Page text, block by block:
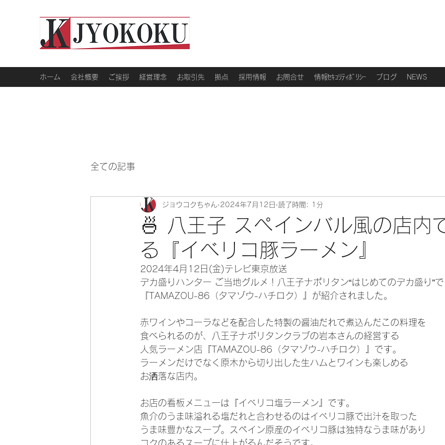
ホーム 会社概要 ご挨拶 経営理念 お取引先 拠点 採用情報 お問合せ 情報ｾｷｭﾘﾃｨﾎﾟﾘｼｰ ブログ NEWS
全ての記事
🍜 八王子 スペインバル風の店内
る『イベリコ豚ラーメン』
ジョウコクちゃん 2024年7月12日 読了時間: 1分
2024年4月12日(金)テレビ東京放送
デカ盛りハンター ご当地グルメ！八王子ナポリタン“はじめてのデカ盛り”で
『TAMAZOU-86（タマゾウ-ハチロク）』が紹介されました。
赤ワインやコーラなどを配合した特製の醤油だれで煮込んだこの料理を
食べられるのが、八王子ナポリタンクラブの岩本さんの経営する
人気ラーメン店『TAMAZOU-86（タマゾウ-ハチロク）』です。
ラーメンだけでなく原木から切り出した生ハムとワインも楽しめる
お洒落な店内。
お店の看板メニューは『イベリコ塩ラーメン』です。
魚介のうま味溢れる塩だれと合わせるのはイベリコ豚で出汁を取った
うま味豊かなスープ。スペイン原産のイベリコ豚は独特なうま味があり
コクのあるスープに仕上がるんだそうです。